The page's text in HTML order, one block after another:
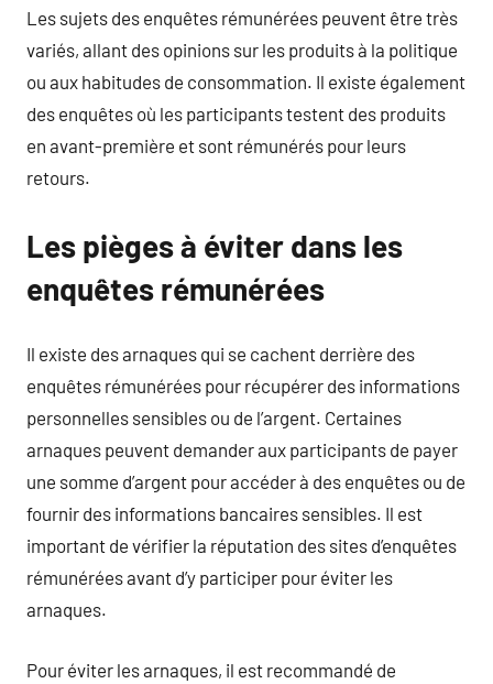
Les sujets des enquêtes rémunérées peuvent être très
variés, allant des opinions sur les produits à la politique
ou aux habitudes de consommation. Il existe également
des enquêtes où les participants testent des produits
en avant-première et sont rémunérés pour leurs
retours.
Les pièges à éviter dans les
enquêtes rémunérées
Il existe des arnaques qui se cachent derrière des
enquêtes rémunérées pour récupérer des informations
personnelles sensibles ou de l’argent. Certaines
arnaques peuvent demander aux participants de payer
une somme d’argent pour accéder à des enquêtes ou de
fournir des informations bancaires sensibles. Il est
important de vérifier la réputation des sites d’enquêtes
rémunérées avant d’y participer pour éviter les
arnaques.
Pour éviter les arnaques, il est recommandé de